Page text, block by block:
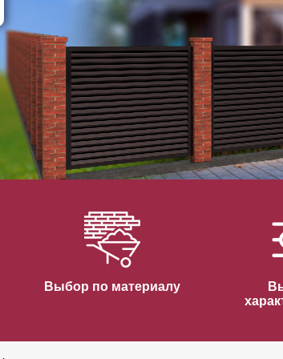
Горизонтальные заборы
Высокие заборы
Красивые, дизайнерские заборы
ВЫБОР ПО СПОСОБУ МОНТАЖА
Заборы под ключ
Готовые заборы
Быстровозводимые заборы
Выбор по материалу